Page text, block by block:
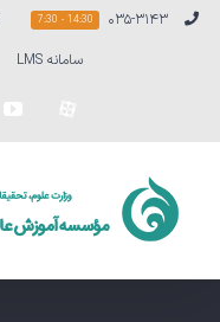
Skip
۰۳۵-۳۱۴۳ 14:30 - 7:30
سامانه LMS
YouTubeسفارشی